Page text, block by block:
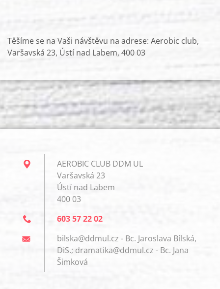
Těšíme se na Vaši návštěvu na adrese: Aerobic club,
Varšavská 23, Ústí nad Labem, 400 03
AEROBIC CLUB DDM UL
Varšavská 23
Ústí nad Labem
400 03
603 57 22 02
bilska@ddmul.cz - Bc. Jaroslava Bílská,
DiS.; dramatika@ddmul.cz - Bc. Jana
Šimková